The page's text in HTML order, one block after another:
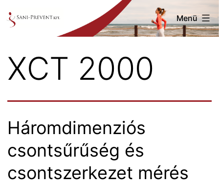
Menü
XCT 2000
Háromdimenziós
csontsűrűség és
csontszerkezet mérés